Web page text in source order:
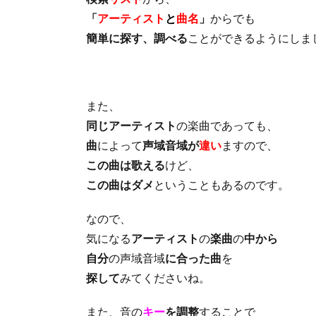
「アーティスト と曲名 」 からでも
簡単に探す、調べることができるようにしま
また、
同じアーティストの楽曲であっても、
曲によって声域音域が違いますので、
この曲は歌えるけど、
この曲はダメ ということもあるのです。
なので、
気になるアーティストの楽曲の中から
自分の声域音域に合った曲を
探してみてくださいね。
また、音のキーを調整することで